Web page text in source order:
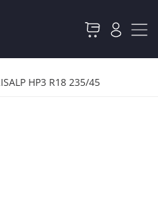
HP3 R18 235/45